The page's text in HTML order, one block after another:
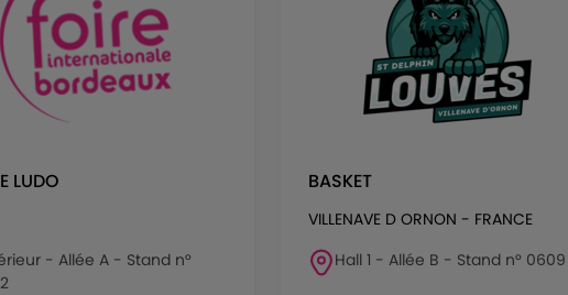
LUDO
- Allée A - Stand n°
BASKET
VILLENAVE D ORNON - FRANCE
Hall 1 - Allée B - Stand n° 0609